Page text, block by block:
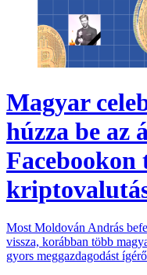
Magyar
húzza be az
Facebookon
Most Moldován András
vissza, korábban több
gyors meggazdagodást